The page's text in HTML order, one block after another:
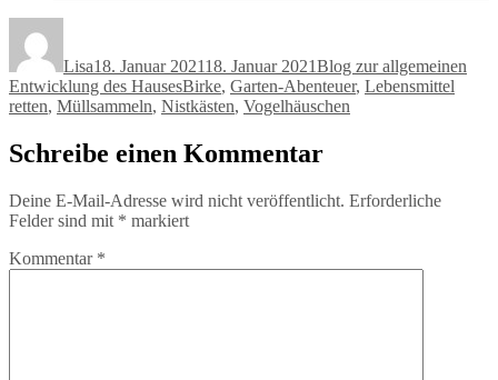
Lisa18. Januar 202118. Januar 2021Blog zur allgemeinen
Entwicklung des HausesSchlagwörter
Birke, Garten-Abenteuer, Lebensmittel
retten, Müllsammeln, Nistkästen, Vogelhäuschen
Schreibe einen Kommentar
Deine E-Mail-Adresse wird nicht veröffentlicht. Erforderliche
Felder sind mit * markiert
Kommentar *